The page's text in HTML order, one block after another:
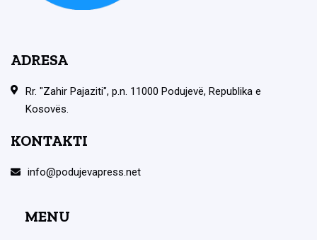
ADRESA
Rr. "Zahir Pajaziti", p.n. 11000 Podujevë, Republika e
Kosovës.
KONTAKTI
info@podujevapress.net
MENU